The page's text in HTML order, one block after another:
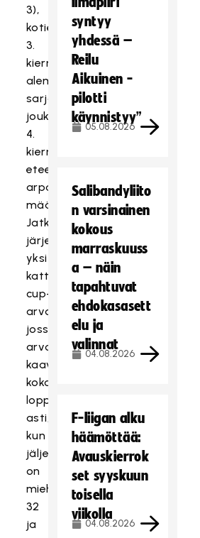
3),
kotietu
3.
kierroksella
alemman
sarjatason
joukkueella,
4.
kierroksesta
eteenpäin
arpa
määrittää
Jatkossa
järjestetään
yksi
kattava
cup-
arvontalähetys,
jossa
arvotaan
kaavio
kokonaan
loppuun
asti,
kun
jäljellä
on
miehissä
32
ja
syntyy
yhdessä –
Reilu
Aikuinen -
pilotti
käynnistyy”
05.08.2026
Salibandyliito
n varsinainen
kokous
marraskuuss
a – näin
tapahtuvat
ehdokasasett
elu ja
valinnat
04.08.2026
F-liigan alku
häämöttää:
Avauskierrok
set syyskuun
toisella
viikolla
04.08.2026